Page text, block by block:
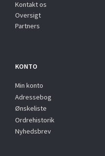
Kontakt os
Oversigt
Partners
KONTO
Min konto
Adressebog
Ønskeliste
Ordrehistorik
Nyhedsbrev